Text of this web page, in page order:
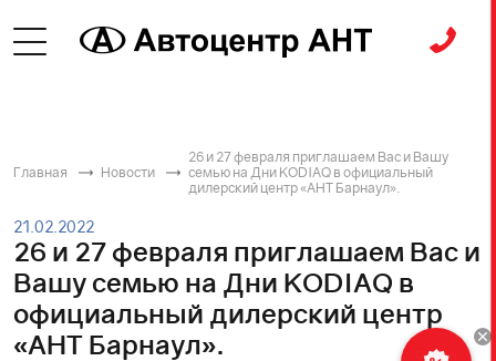
Главная Новости
26 и 27 февраля приглашаем Вас и Вашу
семью на Дни KODIAQ в официальный
дилерский центр «АНТ Барнаул».
21.02.2022
26 и 27 февраля приглашаем Вас и
Вашу семью на Дни KODIAQ в
официальный дилерский центр
«АНТ Барнаул».